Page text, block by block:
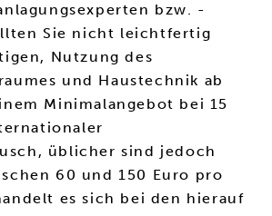
bzw. -
Sie nicht leichtfertig
Nutzung des
und Haustechnik ab
Minimalangebot bei 15
üblicher sind jedoch
60 und 150 Euro pro
es sich bei den hierauf